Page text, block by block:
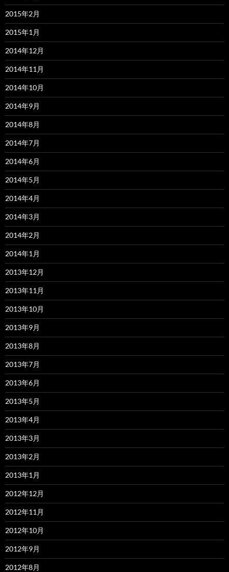
2015年2月
2015年1月
2014年12月
2014年11月
2014年10月
2014年9月
2014年8月
2014年7月
2014年6月
2014年5月
2014年4月
2014年3月
2014年2月
2014年1月
2013年12月
2013年11月
2013年10月
2013年9月
2013年8月
2013年7月
2013年6月
2013年5月
2013年4月
2013年3月
2013年2月
2013年1月
2012年12月
2012年11月
2012年10月
2012年9月
2012年8月